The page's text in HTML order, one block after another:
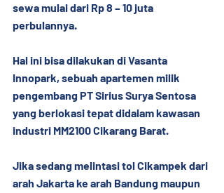
sewa mulai dari Rp 8 – 10 juta
perbulannya.
Hal ini bisa dilakukan di Vasanta
Innopark, sebuah apartemen milik
pengembang PT Sirius Surya Sentosa
yang berlokasi tepat didalam kawasan
industri MM2100 Cikarang Barat.
Jika sedang melintasi tol Cikampek dari
arah Jakarta ke arah Bandung maupun